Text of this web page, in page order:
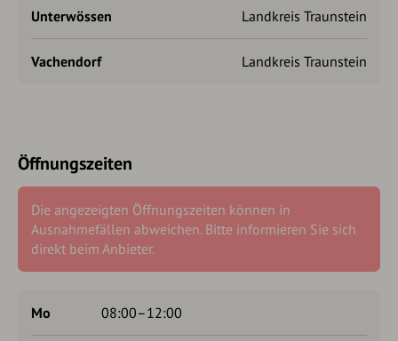
Unterwössen Landkreis Traunstein
Vachendorf Landkreis Traunstein
Öffnungszeiten
Die angezeigten Öffnungszeiten können in
Ausnahmefällen abweichen. Bitte informieren Sie sich
direkt beim Anbieter.
Mo 08:00–12:00